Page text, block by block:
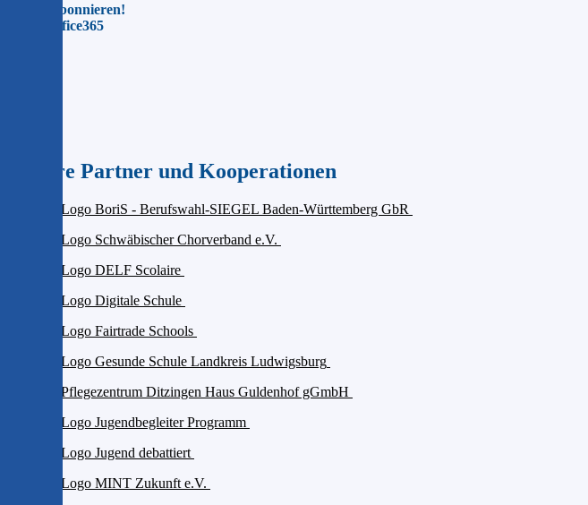
Jetzt abonnieren!
Für Office365
Unsere Partner und Kooperationen